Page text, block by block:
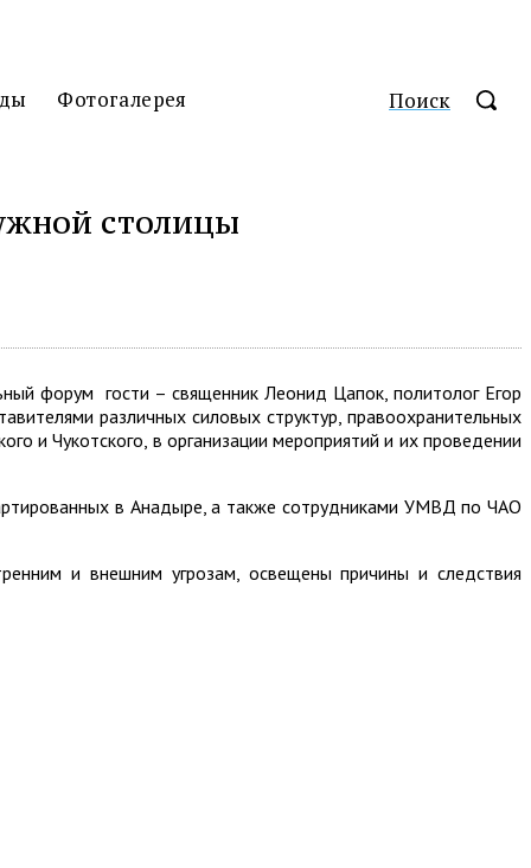
Фотогалерея Поиск
столицы
форум гости – священник Леонид Цапок, политолог Егор
различных силовых структур, правоохранительных
и Чукотского, в организации мероприятий и их проведении
в Анадыре, а также сотрудниками УМВД по ЧАО
и внешним угрозам, освещены причины и следствия